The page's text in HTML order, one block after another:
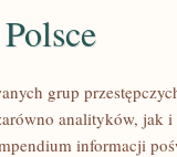
grup
analityków, jak
informacji